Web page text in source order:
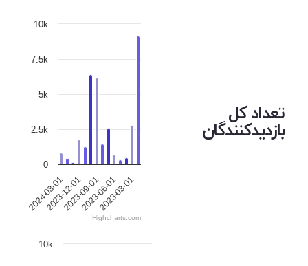
تعداد کل
بازدیدکنندگان
2024-03-01
2023-12-01
2023-09-01
2023-06-01
2023-03-01
0
2.5k
5k
7.5k
10k
Highcharts.com
10k